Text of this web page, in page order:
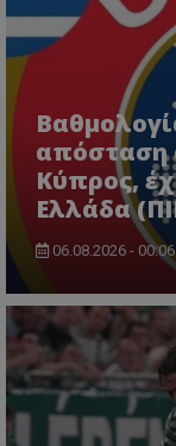
απόσταση
Κύπρος,
Ελλάδα
06.08.2026 - 00:06